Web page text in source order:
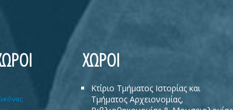
ΧΩΡΟΙ
Κτίριο Τμήματος Ιστορίας και
Τμήματος Αρχειονομίας,